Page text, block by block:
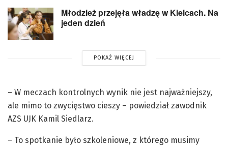
Młodzież przejęła władzę w Kielcach. Na
jeden dzień
POKAŻ WIĘCEJ
– W meczach kontrolnych wynik nie jest najważniejszy,
ale mimo to zwycięstwo cieszy – powiedział zawodnik
AZS UJK Kamil Siedlarz.
– To spotkanie było szkoleniowe, z którego musimy